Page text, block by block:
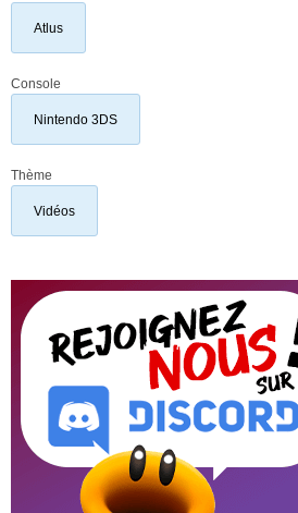
Atlus
Console
Nintendo 3DS
Thème
Vidéos